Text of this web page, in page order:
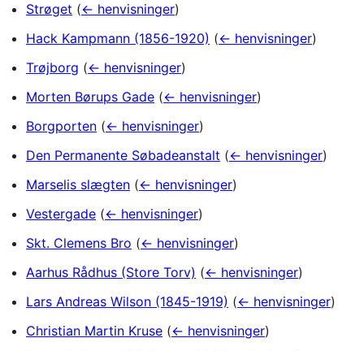
Strøget (← henvisninger)
Hack Kampmann (1856-1920) (← henvisninger)
Trøjborg (← henvisninger)
Morten Børups Gade (← henvisninger)
Borgporten (← henvisninger)
Den Permanente Søbadeanstalt (← henvisninger)
Marselis slægten (← henvisninger)
Vestergade (← henvisninger)
Skt. Clemens Bro (← henvisninger)
Aarhus Rådhus (Store Torv) (← henvisninger)
Lars Andreas Wilson (1845-1919) (← henvisninger)
Christian Martin Kruse (← henvisninger)